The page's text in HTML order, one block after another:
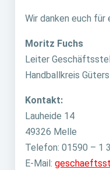
Wir danken euch für
Moritz Fuchs
Leiter
Handballkreis
Kontakt:
Lauheide 14
49326 Melle
Telefon: 01590 – 1
E-Mail: